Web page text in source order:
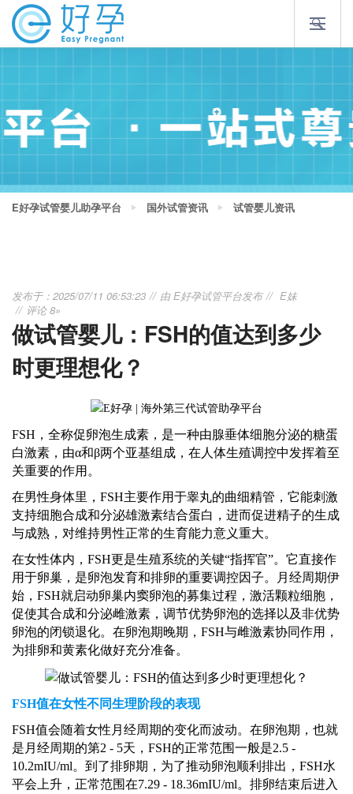
E好孕试管婴儿助孕平台 国外试管资讯 试管婴儿资讯
发布于：2025/07/11 06:53:23 由E好孕试管平台发布
E妹
评论 8»
做试管婴儿：FSH的值达到多少
时更理想化？
FSH，全称促卵泡生成素，是一种由腺垂体细胞分泌的糖蛋
白激素，由α和β两个亚基组成，在人体生殖调控中发挥着至
关重要的作用。
在男性身体里， FSH主要作用于睾丸的曲细精管，它能刺激
支持细胞合成和分泌雄激素结合蛋白，进而促进精子的生成
与成熟，对维持男性正常的生育能力意义重大。
在女性体内， FSH更是生殖系统的关键“指挥官”。它直接作
用于卵巢，是卵泡发育和排卵的重要调控因子。月经周期伊
始，FSH就启动卵巢内窦卵泡的募集过程，激活颗粒细胞，
促使其合成和分泌雌激素，调节优势卵泡的选择以及非优势
卵泡的闭锁退化。在卵泡期晚期，FSH与雌激素协同作用，
为排卵和黄素化做好充分准备。
FSH值在女性不同生理阶段的表现
FSH值会随着女性月经周期的变化而波动。在卵泡期，也就
是月经周期的第2 - 5天，FSH的正常范围一般是2.5 -
10.2mIU/ml。到了排卵期，为了推动卵泡顺利排出，FSH水
平会上升，正常范围在7.29 - 18.36mIU/ml。排卵结束后进入